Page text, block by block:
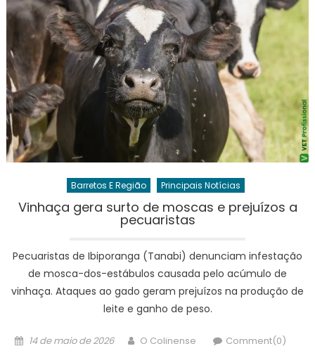
Barretos E Região Principais Notícias
Vinhaça gera surto de moscas e prejuízos a
pecuaristas
Pecuaristas de Ibiporanga (Tanabi) denunciam infestação
de mosca-dos-estábulos causada pelo acúmulo de
vinhaça. Ataques ao gado geram prejuízos na produção de
leite e ganho de peso.
Posted
14 de maio de 2026 Author
O Colinense Comment(0)